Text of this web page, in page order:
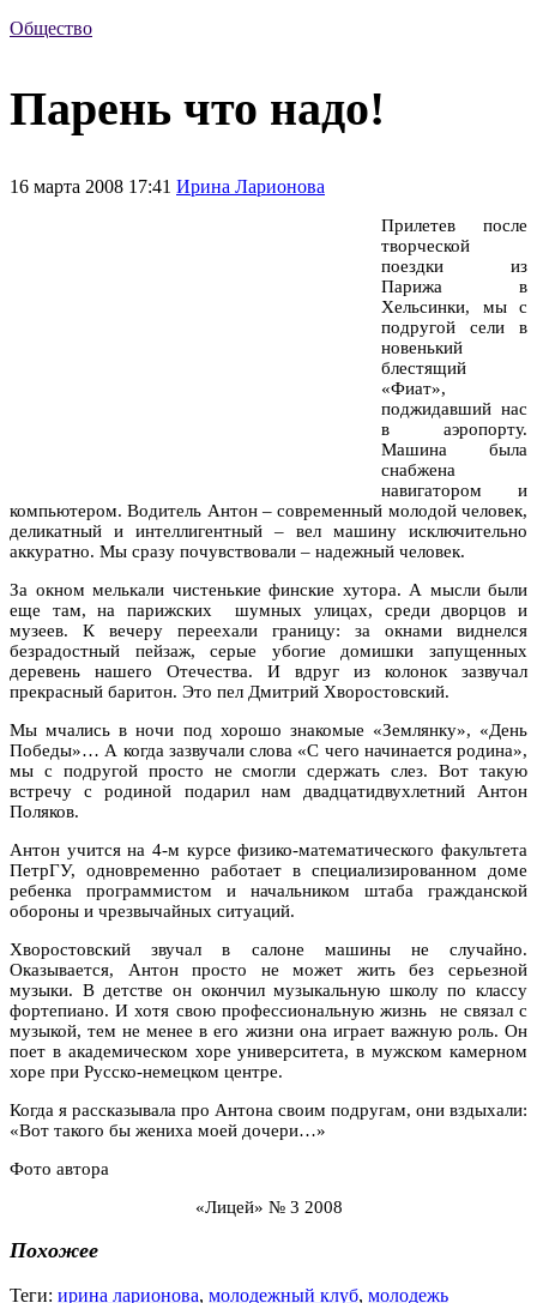
Общество
Парень что надо!
16 марта 2008 17:41 Ирина Ларионова
Прилетев после
творческой
поездки из
Парижа в
Хельсинки, мы с
подругой сели в
новенький
блестящий
«Фиат»,
поджидавший нас
в аэропорту.
Машина была
снабжена
навигатором и
компьютером. Водитель Антон – современный молодой человек,
деликатный и интеллигентный – вел машину исключительно
аккуратно. Мы сразу почувствовали – надежный человек.
За окном мелькали чистенькие финские хутора. А мысли были
еще там, на парижских шумных улицах, среди дворцов и
музеев. К вечеру переехали границу: за окнами виднелся
безрадостный пейзаж, серые убогие домишки запущенных
деревень нашего Отечества. И вдруг из колонок зазвучал
прекрасный баритон. Это пел Дмитрий Хворостовский.
Мы мчались в ночи под хорошо знакомые «Землянку», «День
Победы»… А когда зазвучали слова «С чего начинается родина»,
мы с подругой просто не смогли сдержать слез. Вот такую
встречу с родиной подарил нам двадцатидвухлетний Антон
Поляков.
Антон учится на 4-м курсе физико-математического факультета
ПетрГУ, одновременно работает в специализированном доме
ребенка программистом и начальником штаба гражданской
обороны и чрезвычайных ситуаций.
Хворостовский звучал в салоне машины не случайно.
Оказывается, Антон просто не может жить без серьезной
музыки. В детстве он окончил музыкальную школу по классу
фортепиано. И хотя свою профессиональную жизнь не связал с
музыкой, тем не менее в его жизни она играет важную роль. Он
поет в академическом хоре университета, в мужском камерном
хоре при Русско-немецком центре.
Когда я рассказывала про Антона своим подругам, они вздыхали:
«Вот такого бы жениха моей дочери…»
Фото автора
«Лицей» № 3 2008
Похожее
Теги: ирина ларионова, молодежный клуб, молодежь